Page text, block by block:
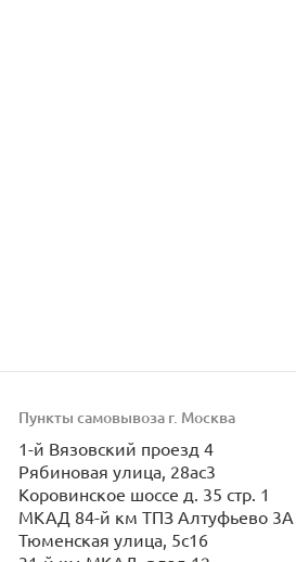
Пункты самовывоза г. Москва
1-й Вязовский проезд 4
Рябиновая улица, 28ас3
Коровинское шоссе д. 35 стр. 1
МКАД 84-й км ТПЗ Алтуфьево 3А
Тюменская улица, 5с16